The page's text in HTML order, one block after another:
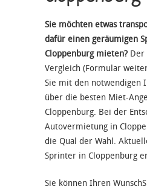
Sie möchten etwas
dafür einen geräumigen
Cloppenburg mieten? Der
Vergleich (Formular
Sie mit den notwendigen
über die besten Miet-
Cloppenburg. Bei der
Autovermietung in
die Qual der Wahl.
Sprinter in Cloppenburg
Sie können Ihren